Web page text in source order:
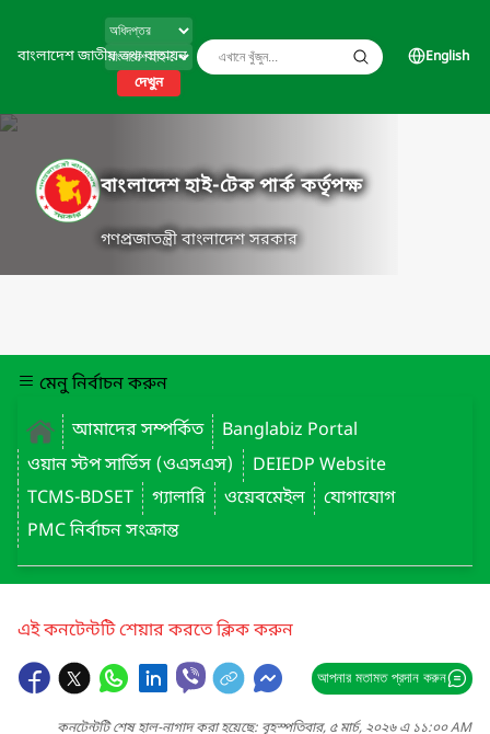
বাংলাদেশ জাতীয় তথ্য বাতায়ন
দেখুন
English
বাংলাদেশ হাই-টেক পার্ক কর্তৃপক্ষ
গণপ্রজাতন্ত্রী বাংলাদেশ সরকার
মেনু নির্বাচন করুন
আমাদের সম্পর্কিত
Banglabiz Portal
ওয়ান স্টপ সার্ভিস (ওএসএস)
DEIEDP Website
TCMS-BDSET
গ্যালারি ওয়েবমেইল
যোগাযোগ
PMC নির্বাচন সংক্রান্ত
এই কনটেন্টটি শেয়ার করতে ক্লিক করুন
আপনার মতামত প্রদান করুন
কনটেন্টটি শেষ হাল-নাগাদ করা হয়েছে: বৃহস্পতিবার, ৫ মার্চ, ২০২৬ এ ১১:০০ AM